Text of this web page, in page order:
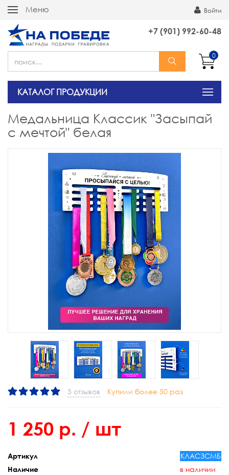
Меню Войти
+7 (901) 992-60-48
0
КАТАЛОГ ПРОДУКЦИИ
Медальница Классик "Засыпай
с мечтой" белая
5 отзывов Купили более 50 раз
1 250 р. / шт
Артикул КЛАСЗСМБ
Наличие в наличии